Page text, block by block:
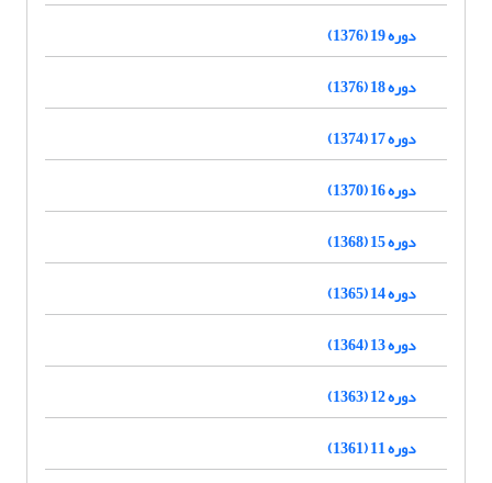
دوره 19 (1376)
دوره 18 (1376)
دوره 17 (1374)
دوره 16 (1370)
دوره 15 (1368)
دوره 14 (1365)
دوره 13 (1364)
دوره 12 (1363)
دوره 11 (1361)